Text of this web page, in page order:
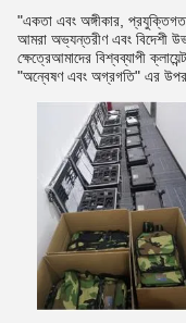
"একতা এবং অঙ্গীকার, প্রযুক্তিগত
আমরা অভ্যন্তরীণ এবং বিদেশী
ক্ষেত্রেআমাদের বিশ্বব্যাপী
"অন্বেষণ এবং অগ্রগতি" এর উপর